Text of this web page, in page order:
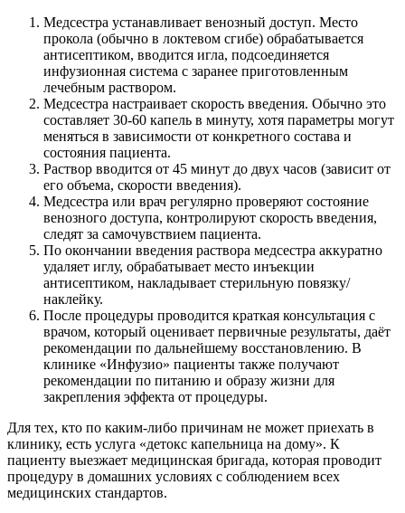
Медсестра устанавливает венозный доступ. Место
прокола (обычно в локтевом сгибе) обрабатывается
антисептиком, вводится игла, подсоединяется
инфузионная система с заранее приготовленным
лечебным раствором.
Медсестра настраивает скорость введения. Обычно это
составляет 30-60 капель в минуту, хотя параметры могут
меняться в зависимости от конкретного состава и
состояния пациента.
Раствор вводится от 45 минут до двух часов (зависит от
его объема, скорости введения).
Медсестра или врач регулярно проверяют состояние
венозного доступа, контролируют скорость введения,
следят за самочувствием пациента.
По окончании введения раствора медсестра аккуратно
удаляет иглу, обрабатывает место инъекции
антисептиком, накладывает стерильную повязку/
наклейку.
После процедуры проводится краткая консультация с
врачом, который оценивает первичные результаты, даёт
рекомендации по дальнейшему восстановлению. В
клинике «Инфузио» пациенты также получают
рекомендации по питанию и образу жизни для
закрепления эффекта от процедуры.
Для тех, кто по каким-либо причинам не может приехать в
клинику, есть услуга «детокс капельница на дому». К
пациенту выезжает медицинская бригада, которая проводит
процедуру в домашних условиях с соблюдением всех
медицинских стандартов.